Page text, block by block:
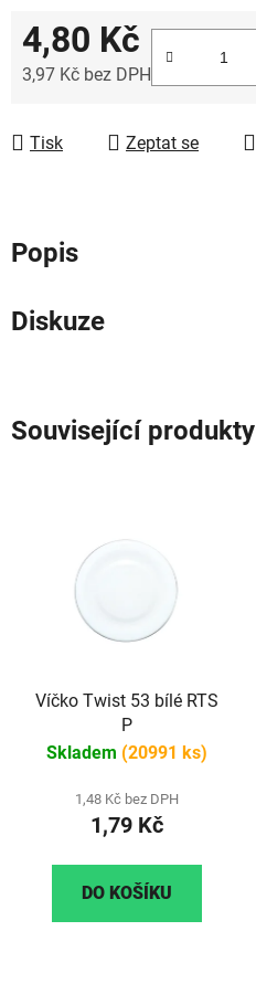
4,80 Kč
3,97 Kč bez DPH
Tisk Zeptat se
Popis
Diskuze
Související produkty
Víčko Twist 53 bílé RTS
P
Skladem (20991 ks)
1,48 Kč bez DPH
1,79 Kč
DO KOŠÍKU